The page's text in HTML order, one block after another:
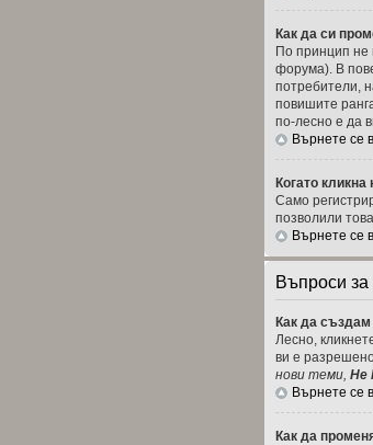
Как да си
По принцип не
форума). В
потребители,
повишите
по-лесно е да
Върнете се
Когато
Само
позволили
Върнете се
Въпроси
Как да
Лесно,
ви е
нови теми, Не
Върнете се
Как да